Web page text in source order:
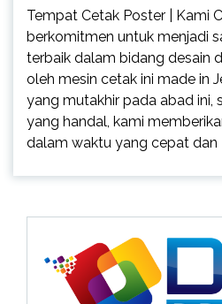
Tempat Cetak Poster | Kami
berkomitmen untuk menjadi
terbaik dalam bidang desain
oleh mesin cetak ini made in
yang mutakhir pada abad ini,
yang handal, kami
dalam waktu yang cepat dan